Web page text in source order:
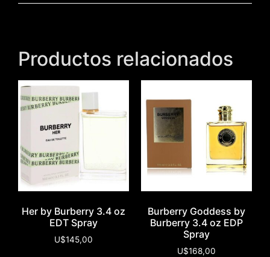
Productos relacionados
Her by Burberry 3.4 oz
EDT Spray
U$145,00
Burberry Goddess by
Burberry 3.4 oz EDP
Spray
U$168,00